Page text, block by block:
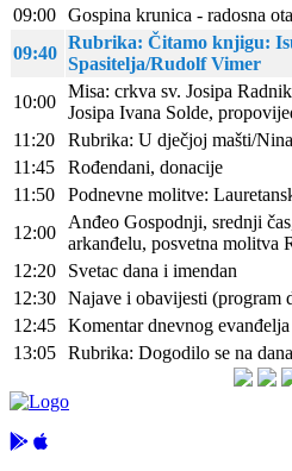
09:00 Gospina krunica - radosna
09:40
Rubrika: Čitamo knjigu:
Spasitelja/Rudolf Vimer
10:00
Misa: crkva sv. Josipa
Josipa Ivana Solde,
11:20
Rubrika: U dječjoj mašti/
11:45
Rođendani, donacije
11:50
Podnevne molitve:
12:00
Anđeo Gospodnji, srednji
arkanđelu, posvetna molitva
12:20
Svetac dana i imendan
12:30 Najave i obavijesti (program
12:45 Komentar dnevnog evanđelja
13:05 Rubrika: Dogodilo se na